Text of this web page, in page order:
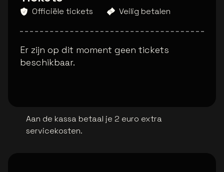
Officiële tickets Veilig betalen
Er zijn op dit moment geen tickets
beschikbaar.
Aan de kassa betaal je 2 euro extra
servicekosten.